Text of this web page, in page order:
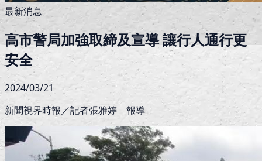
最新消息
高市警局加強取締及宣導 讓行人通行更
安全
2024/03/21
新聞視界時報／記者張雅婷 報導